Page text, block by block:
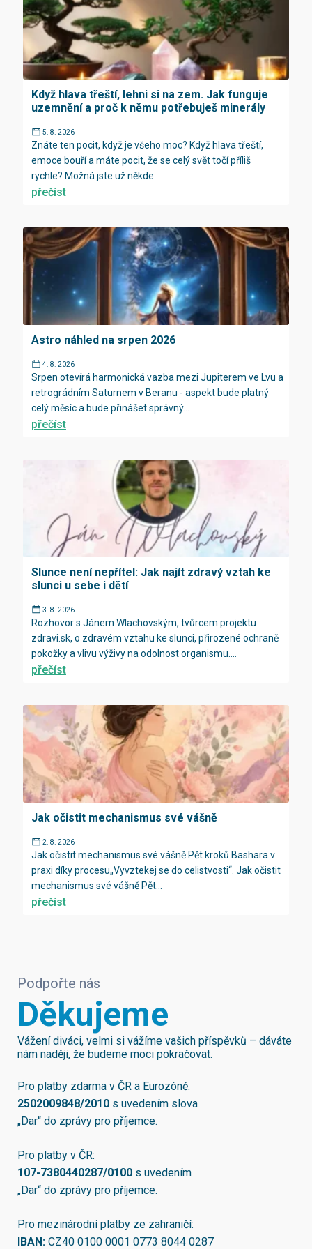
Když hlava třeští, lehni si na zem. Jak funguje
uzemnění a proč k němu potřebuješ minerály
5. 8. 2026
Znáte ten pocit, když je všeho moc? Když hlava třeští,
emoce bouří a máte pocit, že se celý svět točí příliš
rychle? Možná jste už někde...
přečíst
Astro náhled na srpen 2026
4. 8. 2026
Srpen otevírá harmonická vazba mezi Jupiterem ve Lvu a
retrográdním Saturnem v Beranu - aspekt bude platný
celý měsíc a bude přinášet správný...
přečíst
Slunce není nepřítel: Jak najít zdravý vztah ke
slunci u sebe i dětí
3. 8. 2026
Rozhovor s Jánem Wlachovským, tvůrcem projektu
zdravi.sk, o zdravém vztahu ke slunci, přirozené ochraně
pokožky a vlivu výživy na odolnost organismu....
přečíst
Jak očistit mechanismus své vášně
2. 8. 2026
Jak očistit mechanismus své vášně Pět kroků Bashara v
praxi díky procesu„Vyvztekej se do celistvosti“. Jak očistit
mechanismus své vášně Pět...
přečíst
Podpořte nás
Děkujeme
Vážení diváci, velmi si vážíme vašich příspěvků – dáváte
nám naději, že budeme moci pokračovat.
Pro platby zdarma v ČR a Eurozóně:
2502009848/2010 s uvedením slova
„Dar“ do zprávy pro příjemce.
Pro platby v ČR:
107-7380440287/0100 s uvedením
„Dar“ do zprávy pro příjemce.
Pro mezinárodní platby ze zahraničí:
IBAN: CZ40 0100 0001 0773 8044 0287